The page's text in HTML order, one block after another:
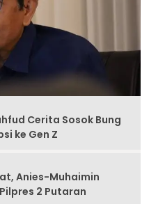
Cerita Sosok Bung
ke Gen Z
Anies-Muhaimin
2 Putaran